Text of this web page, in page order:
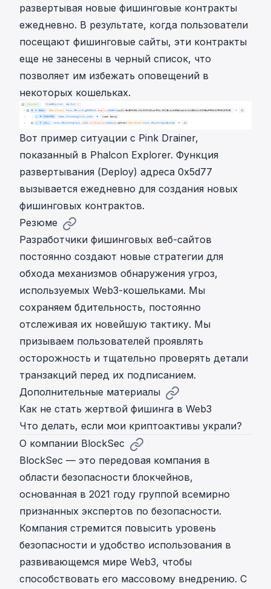
развертывая новые фишинговые контракты
ежедневно. В результате, когда пользователи
посещают фишинговые сайты, эти контракты
еще не занесены в черный список, что
позволяет им избежать оповещений в
некоторых кошельках.
Вот пример ситуации с Pink Drainer,
показанный в Phalcon Explorer. Функция
развертывания (Deploy) адреса 0x5d77
вызывается ежедневно для создания новых
фишинговых контрактов.
Резюме
Разработчики фишинговых веб-сайтов
постоянно создают новые стратегии для
обхода механизмов обнаружения угроз,
используемых Web3-кошельками. Мы
сохраняем бдительность, постоянно
отслеживая их новейшую тактику. Мы
призываем пользователей проявлять
осторожность и тщательно проверять детали
транзакций перед их подписанием.
Дополнительные материалы
Как не стать жертвой фишинга в Web3
Что делать, если мои криптоактивы украли?
О компании BlockSec
BlockSec — это передовая компания в
области безопасности блокчейнов,
основанная в 2021 году группой всемирно
признанных экспертов по безопасности.
Компания стремится повысить уровень
безопасности и удобство использования в
развивающемся мире Web3, чтобы
способствовать его массовому внедрению. С